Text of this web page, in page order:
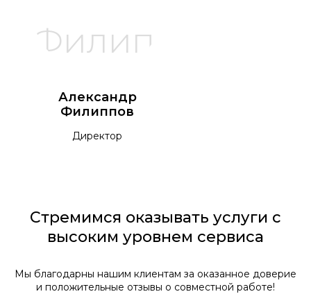
Александр
Филиппов
Директор
Стремимся оказывать услуги с
высоким уровнем сервиса
Мы благодарны нашим клиентам за оказанное доверие
и положительные отзывы о совместной работе!